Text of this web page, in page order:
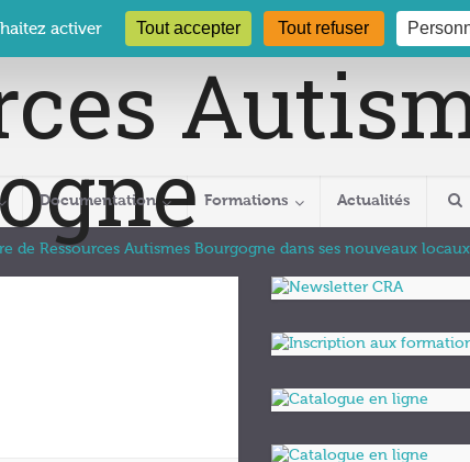
– 21 000 DIJON cra@crabourgogne.org 03 80 29 54 19
Documentation Formations Actualités
de Ressources Autismes Bourgogne dans ses nouveaux locaux
activer Tout accepter Tout refuser